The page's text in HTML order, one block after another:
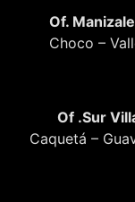
Of.
Choco –
Of .Sur
Caquetá –